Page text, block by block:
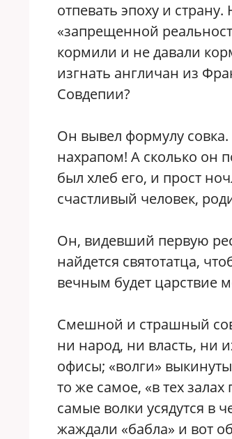
отпевать эпоху и
«запрещенной
кормили и не давали
изгнать англичан из
Совдепии?
Он вывел формулу
нахрапом! А сколько он
был хлеб его, и прост
счастливый человек,
Он, видевший первую
найдется святотатца,
вечным будет царствие
Смешной и страшный
ни народ, ни власть, ни
офисы; «волги»
то же самое, «в тех
самые волки усядутся в
жаждали «бабла» и вот